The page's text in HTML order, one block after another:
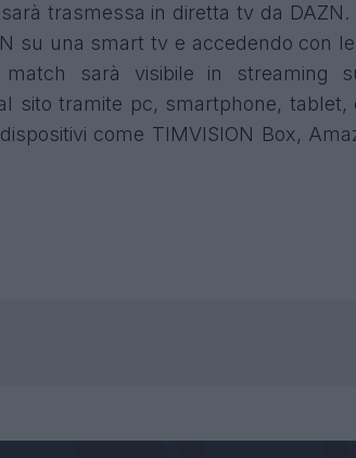
trasmessa in diretta tv da DAZN.
su una smart tv e accedendo con
sarà visibile in streaming
sito tramite pc, smartphone, tablet,
come TIMVISION Box,